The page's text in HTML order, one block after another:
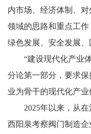
内市场、经济体制、
领域的思路和重点工作
绿色发展、安全发展、
“建设现代化产业
分论第一部分，要求
业为骨干的现代化产业
2025年以来，从
西阳泉考察阀门制造